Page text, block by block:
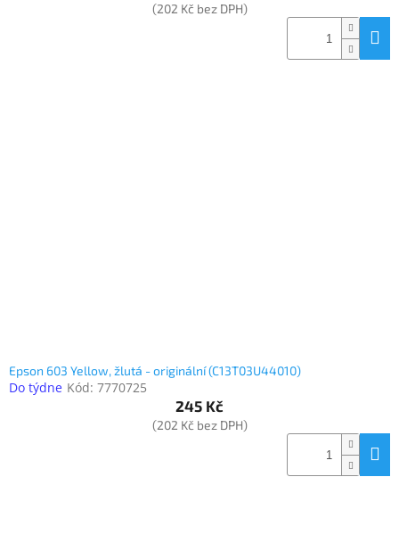
(202 Kč bez DPH)
Epson 603 Yellow, žlutá - originální (C13T03U44010)
Do týdne Kód: 7770725
245 Kč
(202 Kč bez DPH)